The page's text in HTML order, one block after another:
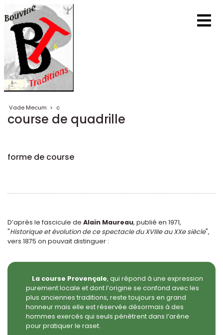
Vade Mecum > c
course de quadrille
forme de course
D’après le fascicule de Alain Maureau, publié en 1971,
"Historique et évolution de ce spectacle du XVIIIe au XXe siècle",
vers 1875 on pouvait distinguer :
La course Provençale, qui répond à une expression
purement locale et dont l’origine se confond avec les
plus anciennes traditions, reste toujours en grand
honneur mais elle est réservée désormais à des
hommes exercés qui seuls pénètrent dans l’arène
pour pratiquer le raset.